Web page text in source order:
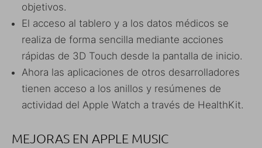
objetivos.
El acceso al tablero y a los datos médicos se
realiza de forma sencilla mediante acciones
rápidas de 3D Touch desde la pantalla de inicio.
Ahora las aplicaciones de otros desarrolladores
tienen acceso a los anillos y resúmenes de
actividad del Apple Watch a través de HealthKit.
MEJORAS EN APPLE MUSIC